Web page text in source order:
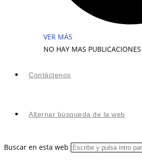
VER MÁS
NO HAY MAS PUBLICACIONES
Contáctenos
Alternar búsqueda de la web
Buscar en esta web